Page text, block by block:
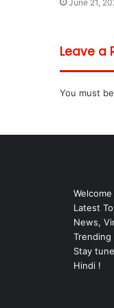
June 21,
Leave a
You must be
Latest
News,
Trending
Stay
Hindi !